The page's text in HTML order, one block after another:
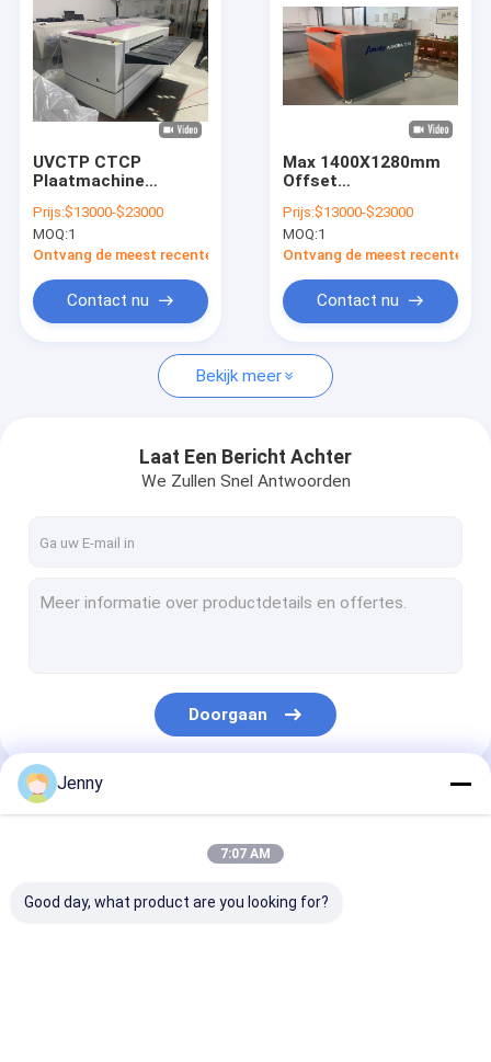
VR toon
Ongeveer ons
Contact de V.S.
Nieuws
Verzoek om een Citaat
CTP Plaat die Machine maken
thermische CTP-machine
ProcesslessDrukplaten
Dubbele laagctp Plaat
UVCTP CTCP
Plaatmachine
Plaatmachine
Prijs:$13000-$23000
MOQ:1
Ontvang de meest recente Prijs
Contact nu
Max 1400X1280mm
Offset
5.5KVA Thermische
CTP Platenbelichter
Prijs:$13000-$23000
MOQ:1
Ontvang de meest recente
Contact nu
Bekijk meer
Laat Een Bericht Achter
We Zullen Snel Antwoorden
Doorgaan
Onze Categorieën
Jenny
7:07 AM
Good day, what product are you looking for?